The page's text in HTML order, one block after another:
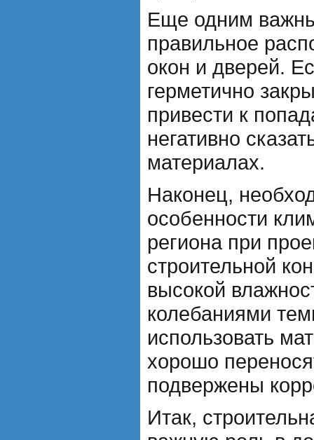
Еще одним
правильное
окон и дверей.
герметично
привести к
негативно
материалах.
Наконец,
особенности
региона при
строительной
высокой
колебаниями
использовать
хорошо
подвержены
Итак,